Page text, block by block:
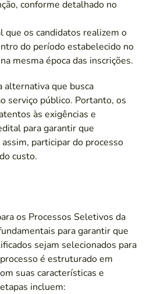
conforme detalhado no
que os candidatos realizem o
do período estabelecido no
mesma época das inscrições.
alternativa que busca
serviço público. Portanto, os
às exigências e
para garantir que
participar do processo
custo.
os Processos Seletivos da
para garantir que
sejam selecionados para
é estruturado em
suas características e
incluem: